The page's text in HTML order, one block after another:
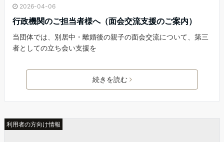
2026-04-06
行政機関のご担当者様へ（面会交流支援のご案内）
当団体では、別居中・離婚後の親子の面会交流について、第三
者としての立ち会い支援を
続きを読む
利用者の方向け情報